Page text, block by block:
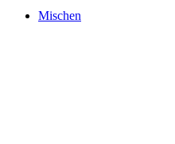
Mischen